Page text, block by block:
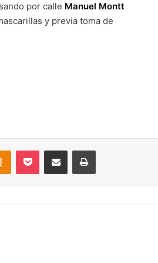
por calle Manuel Montt
y previa toma de
Odnoklassniki
Pocket Compartir por correo electrónicoImprimir